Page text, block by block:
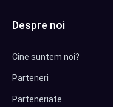
Despre noi
Cine suntem noi?
Parteneri
Parteneriate